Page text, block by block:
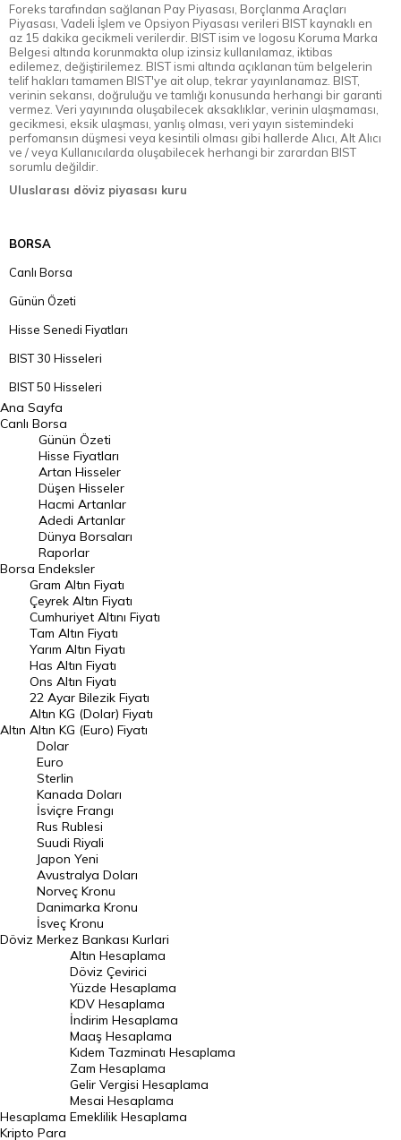
Foreks tarafından sağlanan Pay Piyasası, Borçlanma Araçları
Piyasası, Vadeli İşlem ve Opsiyon Piyasası verileri BIST kaynaklı en
az 15 dakika gecikmeli verilerdir. BIST isim ve logosu Koruma Marka
Belgesi altında korunmakta olup izinsiz kullanılamaz, iktibas
edilemez, değiştirilemez. BIST ismi altında açıklanan tüm belgelerin
telif hakları tamamen BIST'ye ait olup, tekrar yayınlanamaz. BIST,
verinin sekansı, doğruluğu ve tamlığı konusunda herhangi bir garanti
vermez. Veri yayınında oluşabilecek aksaklıklar, verinin ulaşmaması,
gecikmesi, eksik ulaşması, yanlış olması, veri yayın sistemindeki
perfomansın düşmesi veya kesintili olması gibi hallerde Alıcı, Alt Alıcı
ve / veya Kullanıcılarda oluşabilecek herhangi bir zarardan BIST
sorumlu değildir.
Uluslarası döviz piyasası kuru
BORSA
Canlı Borsa
Günün Özeti
Hisse Senedi Fiyatları
BIST 30 Hisseleri
BIST 50 Hisseleri
BIST 100 Hisseleri
En Çok Artan Hisseler
En Çok Düşen Hisseler
Hacmi Artanlar
Geçmiş Kapanışlar
Dünya Borsaları
Raporlar
Endeksler
DÖVİZ
Döviz Kuru
Dolar Kuru
Euro Kuru
Pound Kuru
Frank Kuru
Riyal Kuru
Avustralya Doları
Danimarka Kronu Kuru
Kanada Doları Kuru
Norveç Kronu Kuru
İsveç Kronu Kuru
Japon Yeni Kuru
Serbest Piyasa Döviz Kurları
Merkez Bankası Döviz Kurları
Altın Fiyatları
Ana Sayfa
Canlı Borsa
Borsa
Günün Özeti
Hisse Fiyatları
Artan Hisseler
Düşen Hisseler
Hacmi Artanlar
Adedi Artanlar
Dünya Borsaları
Raporlar
Endeksler
Altın
Gram Altın Fiyatı
Çeyrek Altın Fiyatı
Cumhuriyet Altını Fiyatı
Tam Altın Fiyatı
Yarım Altın Fiyatı
Has Altın Fiyatı
Ons Altın Fiyatı
22 Ayar Bilezik Fiyatı
Altın KG (Dolar) Fiyatı
Altın KG (Euro) Fiyatı
Döviz
Dolar
Euro
Sterlin
Kanada Doları
İsviçre Frangı
Rus Rublesi
Suudi Riyali
Japon Yeni
Avustralya Doları
Norveç Kronu
Danimarka Kronu
İsveç Kronu
Merkez Bankası Kurlari
Hesaplama
Altın Hesaplama
Döviz Çevirici
Yüzde Hesaplama
KDV Hesaplama
İndirim Hesaplama
Maaş Hesaplama
Kıdem Tazminatı Hesaplama
Zam Hesaplama
Gelir Vergisi Hesaplama
Mesai Hesaplama
Emeklilik Hesaplama
Kripto Para